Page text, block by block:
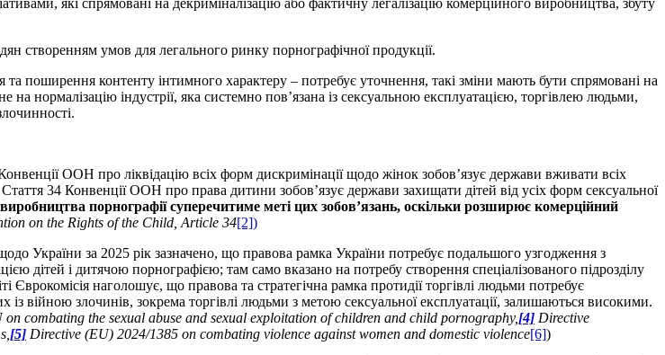
створенням умов для легального ринку порнографічної продукції.
поширення контенту інтимного характеру – потребує уточнення, такі зміни мають бути спрямовані на
на нормалізацію індустрії, яка системно пов’язана із сексуальною експлуатацією, торгівлею людьми,
ООН про ліквідацію всіх форм дискримінації щодо жінок зобов’язує держави вживати всіх
34 Конвенції ООН про права дитини зобов’язує держави захищати дітей від усіх форм сексуальної
порнографії суперечитиме меті цих зобов’язань, оскільки розширює комерційний
on the Rights of the Child, Article 34[2])
України за 2025 рік зазначено, що правова рамка України потребує подальшого узгодження з
дітей і дитячою порнографією; там само вказано на потребу створення спеціалізованого підрозділу
Єврокомісія наголошує, що правова та стратегічна рамка протидії торгівлі людьми потребує
із війною злочинів, зокрема торгівлі людьми з метою сексуальної експлуатації, залишаються високими.
combating the sexual abuse and sexual exploitation of children and child pornography, [4] Directive
[5] Directive (EU) 2024/1385 on combating violence against women and domestic violence[6])